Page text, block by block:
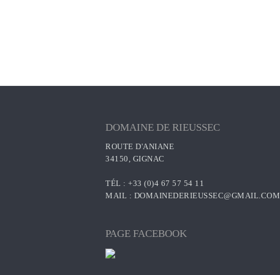
DOMAINE DE RIEUSSEC
ROUTE D'ANIANE
34150, GIGNAC
TÉL : +33 (0)4 67 57 54 11
MAIL : DOMAINEDERIEUSSEC@GMAIL.COM
PAGE FACEBOOK